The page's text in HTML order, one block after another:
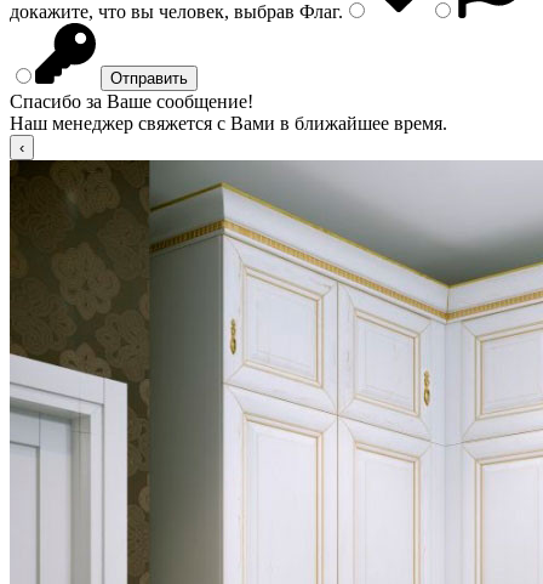
докажите, что вы человек, выбрав Флаг.
Спасибо за Ваше сообщение!
Наш менеджер свяжется с Вами в ближайшее время.